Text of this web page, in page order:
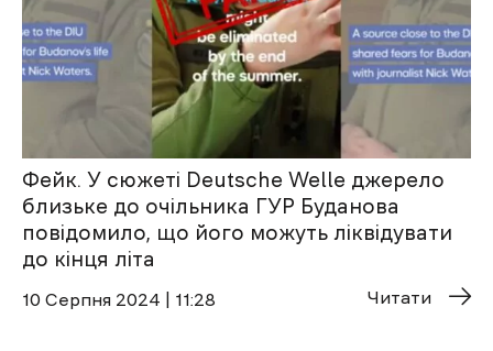
Фейк. У сюжеті Deutsche Welle джерело
близьке до очільника ГУР Буданова
повідомило, що його можуть ліквідувати
до кінця літа
10 Cерпня 2024 | 11:28 Читати